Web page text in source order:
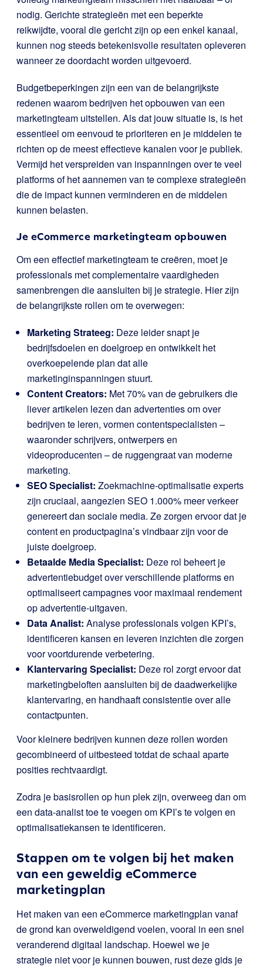
nodig. Gerichte strategieën met een beperkte
reikwijdte, vooral die gericht zijn op een enkel kanaal,
kunnen nog steeds betekenisvolle resultaten opleveren
wanneer ze doordacht worden uitgevoerd.
Budgetbeperkingen zijn een van de belangrijkste
redenen waarom bedrijven het opbouwen van een
marketingteam uitstellen. Als dat jouw situatie is, is het
essentieel om eenvoud te prioriteren en je middelen te
richten op de meest effectieve kanalen voor je publiek.
Vermijd het verspreiden van inspanningen over te veel
platforms of het aannemen van te complexe strategieën
die de impact kunnen verminderen en de middelen
kunnen belasten.
Je eCommerce marketingteam opbouwen
Om een effectief marketingteam te creëren, moet je
professionals met complementaire vaardigheden
samenbrengen die aansluiten bij je strategie. Hier zijn
de belangrijkste rollen om te overwegen:
Marketing Strateeg: Deze leider snapt je
bedrijfsdoelen en doelgroep en ontwikkelt het
overkoepelende plan dat alle
marketinginspanningen stuurt.
Content Creators: Met 70% van de gebruikers die
liever artikelen lezen dan advertenties om over
bedrijven te leren, vormen contentspecialisten –
waaronder schrijvers, ontwerpers en
videoproducenten – de ruggengraat van moderne
marketing.
SEO Specialist: Zoekmachine-optimalisatie experts
zijn cruciaal, aangezien SEO 1.000% meer verkeer
genereert dan sociale media. Ze zorgen ervoor dat je
content en productpagina’s vindbaar zijn voor de
juiste doelgroep.
Betaalde Media Specialist: Deze rol beheert je
advertentiebudget over verschillende platforms en
optimaliseert campagnes voor maximaal rendement
op advertentie-uitgaven.
Data Analist: Analyse professionals volgen KPI’s,
identificeren kansen en leveren inzichten die zorgen
voor voortdurende verbetering.
Klantervaring Specialist: Deze rol zorgt ervoor dat
marketingbeloften aansluiten bij de daadwerkelijke
klantervaring, en handhaaft consistentie over alle
contactpunten.
Voor kleinere bedrijven kunnen deze rollen worden
gecombineerd of uitbesteed totdat de schaal aparte
posities rechtvaardigt.
Zodra je basisrollen op hun plek zijn, overweeg dan om
een data-analist toe te voegen om KPI’s te volgen en
optimalisatiekansen te identificeren.
Stappen om te volgen bij het maken
van een geweldig eCommerce
marketingplan
Het maken van een eCommerce marketingplan vanaf
de grond kan overweldigend voelen, vooral in een snel
veranderend digitaal landschap. Hoewel we je
strategie niet voor je kunnen bouwen, rust deze gids je